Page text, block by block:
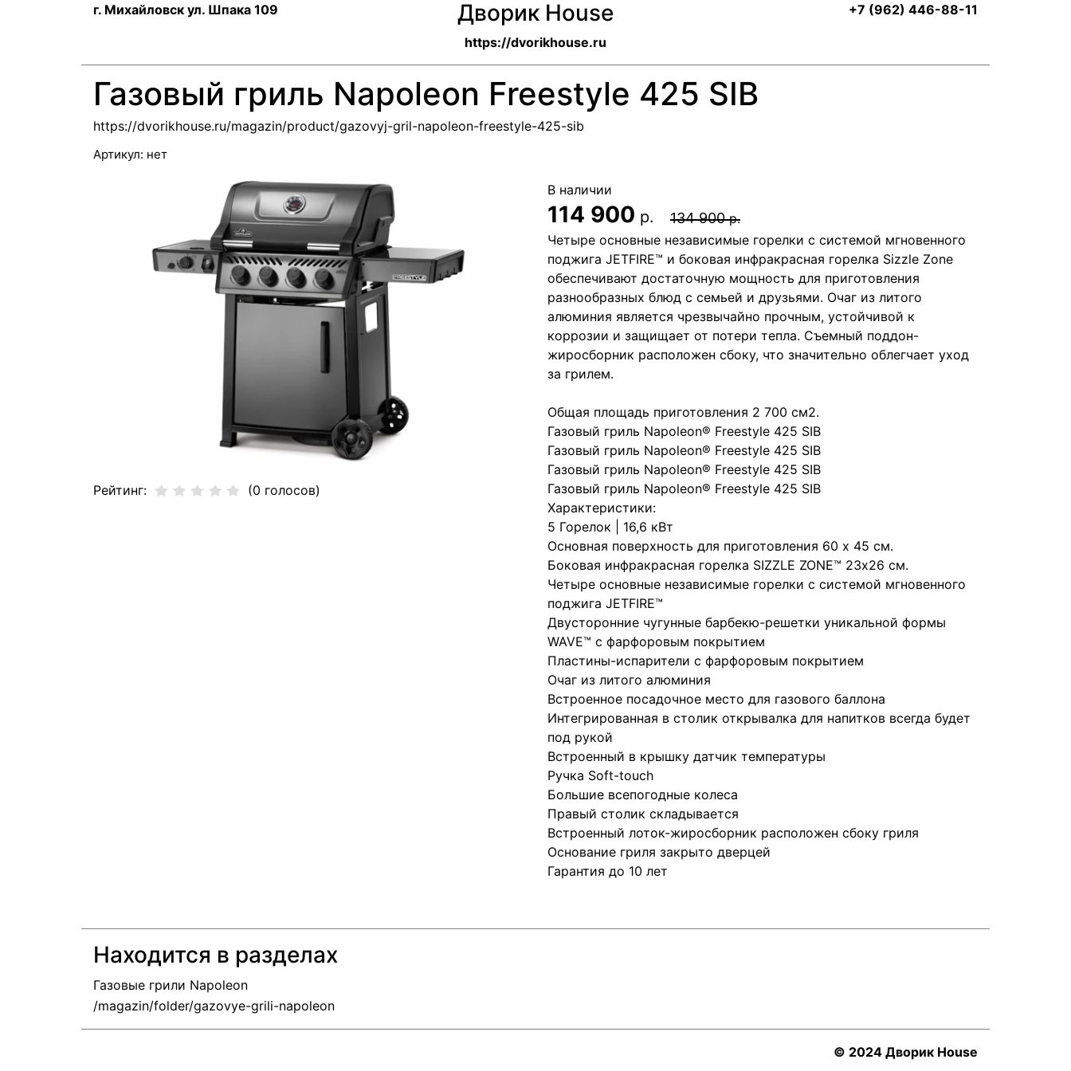
г. Михайловск ул. Шпака 109 Дворик House
https://dvorikhouse.ru
+7 (962) 446-88-11
Газовый гриль Napoleon Freestyle 425 SIB
https://dvorikhouse.ru/magazin/product/gazovyj-gril-napoleon-freestyle-425-sib
Артикул: нет
Рейтинг: (0 голосов)
В наличии
114 900 р. 134 900р.
Четыре основные независимые горелки с системой мгновенного
поджига JETFIRE™ и боковая инфракрасная горелка Sizzle Zone
обеспечивают достаточную мощность для приготовления
разнообразных блюд с семьей и друзьями. Очаг из литого
алюминия является чрезвычайно прочным, устойчивой к
коррозии и защищает от потери тепла. Съемный поддон-
жиросборник расположен сбоку, что значительно облегчает уход
за грилем.
Общая площадь приготовления 2 700 см2.
Газовый гриль Napoleon® Freestyle 425 SIB
Газовый гриль Napoleon® Freestyle 425 SIB
Газовый гриль Napoleon® Freestyle 425 SIB
Газовый гриль Napoleon® Freestyle 425 SIB
Характеристики:
5 Горелок | 16,6 кВт
Основная поверхность для приготовления 60 х 45 см.
Боковая инфракрасная горелка SIZZLE ZONE™ 23х26 см.
Четыре основные независимые горелки с системой мгновенного
поджига JETFIRE™
Двусторонние чугунные барбекю-решетки уникальной формы
WAVE™ с фарфоровым покрытием
Пластины-испарители с фарфоровым покрытием
Очаг из литого алюминия
Встроенное посадочное место для газового баллона
Интегрированная в столик открывалка для напитков всегда будет
под рукой
Встроенный в крышку датчик температуры
Ручка Soft-touch
Большие всепогодные колеса
Правый столик складывается
Встроенный лоток-жиросборник расположен сбоку гриля
Основание гриля закрыто дверцей
Гарантия до 10 лет
Находится в разделах
Газовые грили Napoleon
© 2024 Дворик House